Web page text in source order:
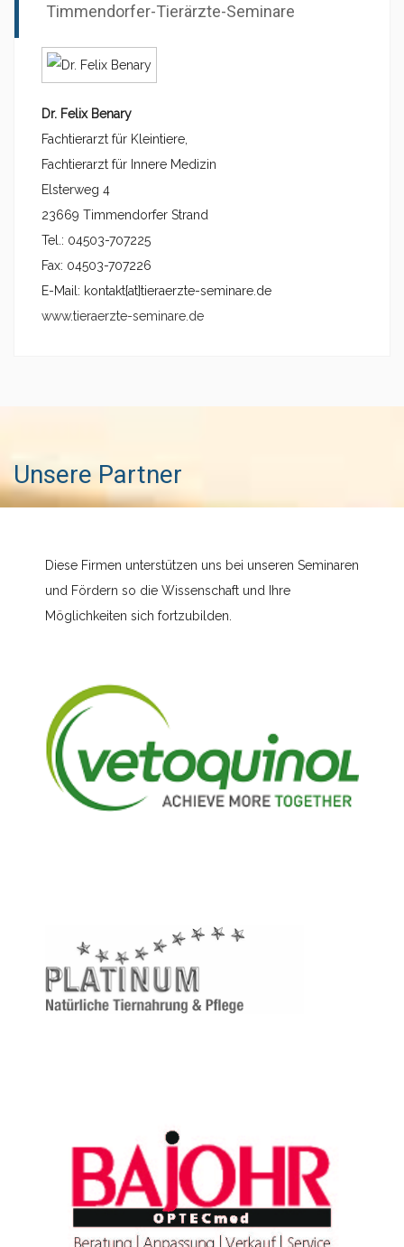
Timmendorfer-Tierärzte-Seminare
Dr. Felix Benary
Fachtierarzt für Kleintiere,
Fachtierarzt für Innere Medizin
Elsterweg 4
23669 Timmendorfer Strand
Tel.: 04503-707225
Fax: 04503-707226
E-Mail: kontakt{at}tieraerzte-seminare.de
www.tieraerzte-seminare.de
Unsere Partner
Diese Firmen unterstützen uns bei unseren Seminaren
und Fördern so die Wissenschaft und Ihre
Möglichkeiten sich fortzubilden.